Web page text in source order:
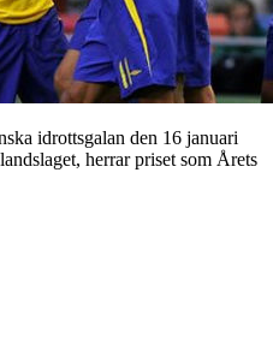
idrottsgalan den 16 januari
herrar priset som Årets